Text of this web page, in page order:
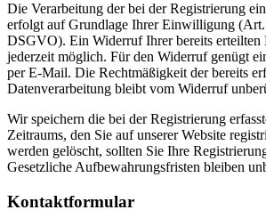
Die Verarbeitung der bei der Registrierung
erfolgt auf Grundlage Ihrer Einwilligung
DSGVO). Ein Widerruf Ihrer bereits
jederzeit möglich. Für den Widerruf genügt
per E-Mail. Die Rechtmäßigkeit der bereits
Datenverarbeitung bleibt vom Widerruf
Wir speichern die bei der Registrierung
Zeitraums, den Sie auf unserer Website
werden gelöscht, sollten Sie Ihre
Gesetzliche Aufbewahrungsfristen bleiben
Kontaktformular